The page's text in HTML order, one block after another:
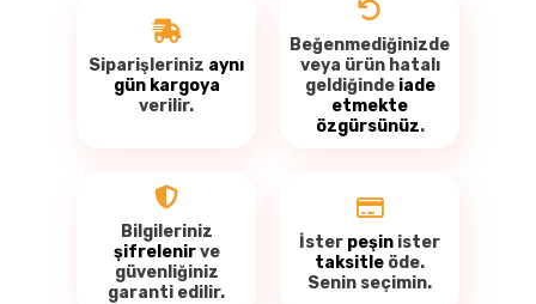
Siparişleriniz aynı
gün kargoya
verilir.
Beğenmediğinizde
veya ürün hatalı
geldiğinde iade
etmekte
özgürsünüz.
Bilgileriniz
şifrelenirve
güvenliğiniz
garanti edilir.
İster peşin ister
taksitle öde.
Senin seçimin.